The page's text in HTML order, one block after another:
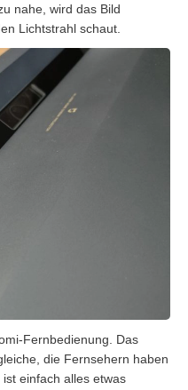
nahe, wird das Bild
Lichtstrahl schaut.
Fernbedienung. Das
die Fernsehern haben
einfach alles etwas